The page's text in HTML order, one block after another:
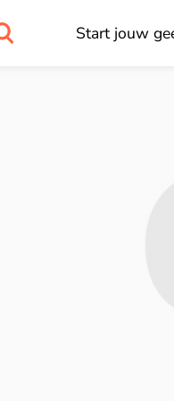
Start jouw